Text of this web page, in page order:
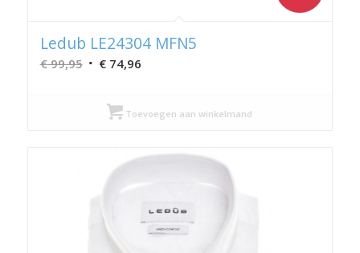
Ledub LE24304 MFN5
€99,95 Oorspronkelijke
was:
€ 99,95.
€74,96Huidige
€ 74,96.
Toevoegen aan winkelmand